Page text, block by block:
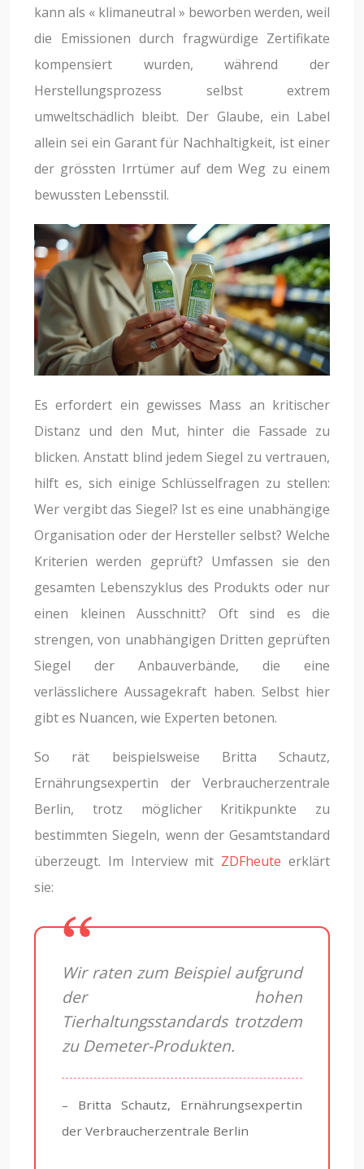
kann als « klimaneutral » beworben werden, weil
die Emissionen durch fragwürdige Zertifikate
kompensiert wurden, während der
Herstellungsprozess selbst extrem
umweltschädlich bleibt. Der Glaube, ein Label
allein sei ein Garant für Nachhaltigkeit, ist einer
der grössten Irrtümer auf dem Weg zu einem
bewussten Lebensstil.
Es erfordert ein gewisses Mass an kritischer
Distanz und den Mut, hinter die Fassade zu
blicken. Anstatt blind jedem Siegel zu vertrauen,
hilft es, sich einige Schlüsselfragen zu stellen:
Wer vergibt das Siegel? Ist es eine unabhängige
Organisation oder der Hersteller selbst? Welche
Kriterien werden geprüft? Umfassen sie den
gesamten Lebenszyklus des Produkts oder nur
einen kleinen Ausschnitt? Oft sind es die
strengen, von unabhängigen Dritten geprüften
Siegel der Anbauverbände, die eine
verlässlichere Aussagekraft haben. Selbst hier
gibt es Nuancen, wie Experten betonen.
So rät beispielsweise Britta Schautz,
Ernährungsexpertin der Verbraucherzentrale
Berlin, trotz möglicher Kritikpunkte zu
bestimmten Siegeln, wenn der Gesamtstandard
überzeugt. Im Interview mit ZDFheute erklärt
sie:
Wir raten zum Beispiel aufgrund
der hohen
Tierhaltungsstandards trotzdem
zu Demeter-Produkten.
– Britta Schautz, Ernährungsexpertin
der Verbraucherzentrale Berlin